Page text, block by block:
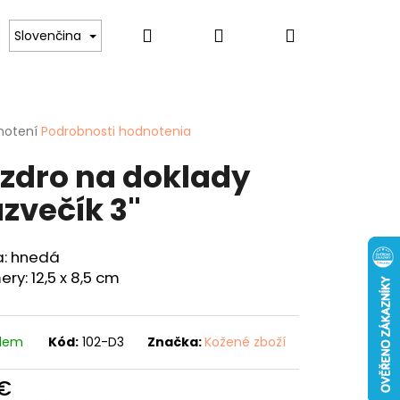
psov Pre ženy Hobby
Slovenčina Hľadať PrihlásenieNákupný
Podrobnosti hodnotenia
na doklady
3"
hnedá
12,5 x 8,5 cm
Kód: 102-D3 Značka:Kožené zboží
40 "KAPOR"